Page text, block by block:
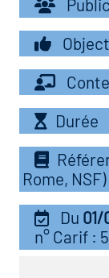
les métiers
clés
lieu
des
des
de
Solidaire
du
Durée
Rome, NSF)
Du
n° Carif :